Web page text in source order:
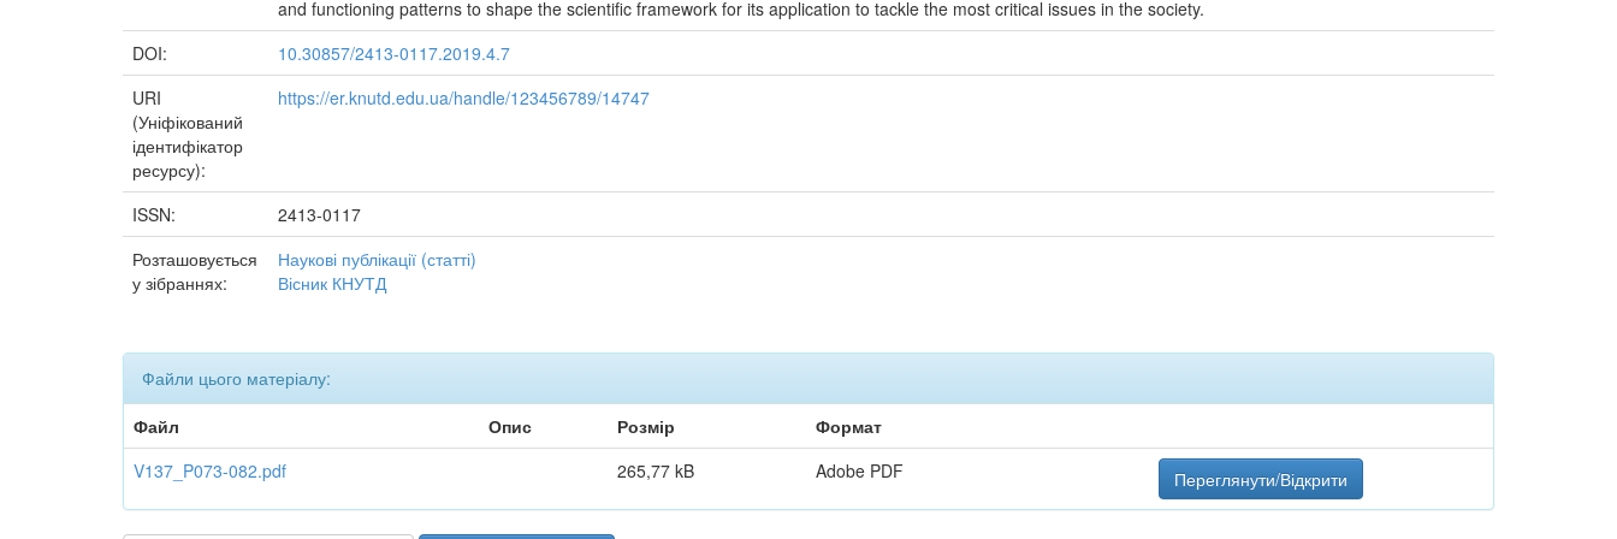
and functioning patterns to shape the scientific framework for its application to tackle the most critical issues in the society.
DOI:
10.30857/2413-0117.2019.4.7
URI
(Уніфікований
ідентифікатор
ресурсу):
https://er.knutd.edu.ua/handle/123456789/14747
ISSN:
2413-0117
Розташовується
у зібраннях:
Наукові публікації (статті)
Вісник КНУТД
Файли цього матеріалу:
Файл
Опис Розмір
Формат
V137_P073-082.pdf
265,77 kB Adobe PDF Переглянути/Відкрити